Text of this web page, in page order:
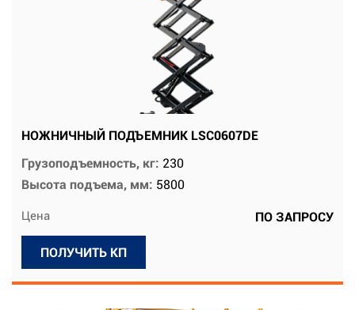
НОЖНИЧНЫЙ ПОДЪЕМНИК LSC0607DE
Грузоподъемность, кг: 230
Высота подъема, мм: 5800
Цена ПО ЗАПРОСУ
ПОЛУЧИТЬ КП